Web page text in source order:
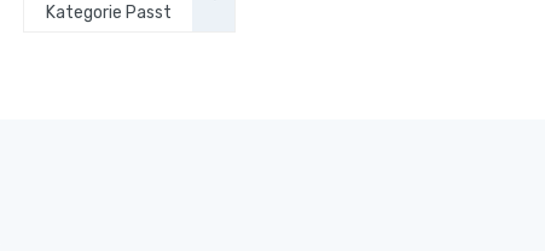
Kategorie Passt